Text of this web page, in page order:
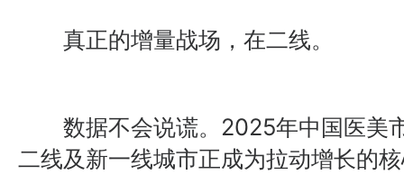
真正的增量战场，在二线。
数据不会说谎。2025年中国医美
二线及新一线城市正成为拉动增长的